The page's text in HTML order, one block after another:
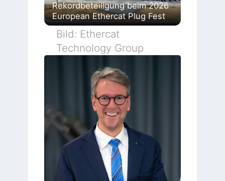
Rekordbeteiligung beim 2026
European Ethercat Plug Fest
Bild: Ethercat
Technology Group